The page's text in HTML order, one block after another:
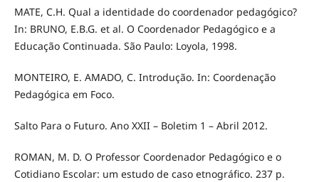
MATE, C.H. Qual a identidade do coordenador pedagógico?
In: BRUNO, E.B.G. et al. O Coordenador Pedagógico e a
Educação Continuada. São Paulo: Loyola, 1998.
MONTEIRO, E. AMADO, C. Introdução. In: Coordenação
Pedagógica em Foco.
Salto Para o Futuro. Ano XXII – Boletim 1 – Abril 2012.
ROMAN, M. D. O Professor Coordenador Pedagógico e o
Cotidiano Escolar: um estudo de caso etnográfico. 237 p.